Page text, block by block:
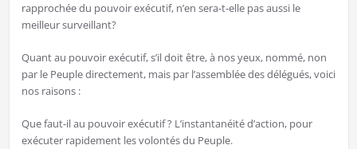
rapprochée du pouvoir exécutif, n’en sera-t-elle pas aussi le
meilleur surveillant?
Quant au pouvoir exécutif, s’il doit être, à nos yeux, nommé, non
par le Peuple directement, mais par l’assemblée des délégués, voici
nos raisons :
Que faut-il au pouvoir exécutif ? L’instantanéité d’action, pour
exécuter rapidement les volontés du Peuple.